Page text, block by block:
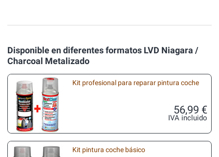
Disponible en diferentes formatos LVD Niagara /
Charcoal Metalizado
Kit profesional para reparar pintura coche
56,99 €
IVA incluido
Kit pintura coche básico